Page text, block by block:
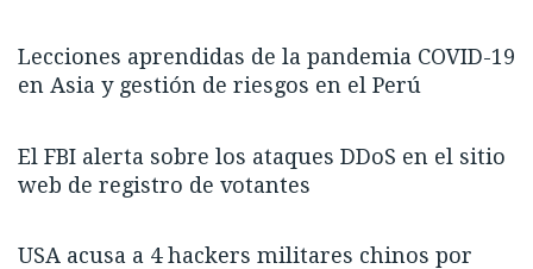
Lecciones aprendidas de la pandemia COVID-19
en Asia y gestión de riesgos en el Perú
El FBI alerta sobre los ataques DDoS en el sitio
web de registro de votantes
USA acusa a 4 hackers militares chinos por